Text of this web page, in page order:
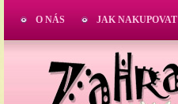
O NÁS JAK NAKUPOVAT